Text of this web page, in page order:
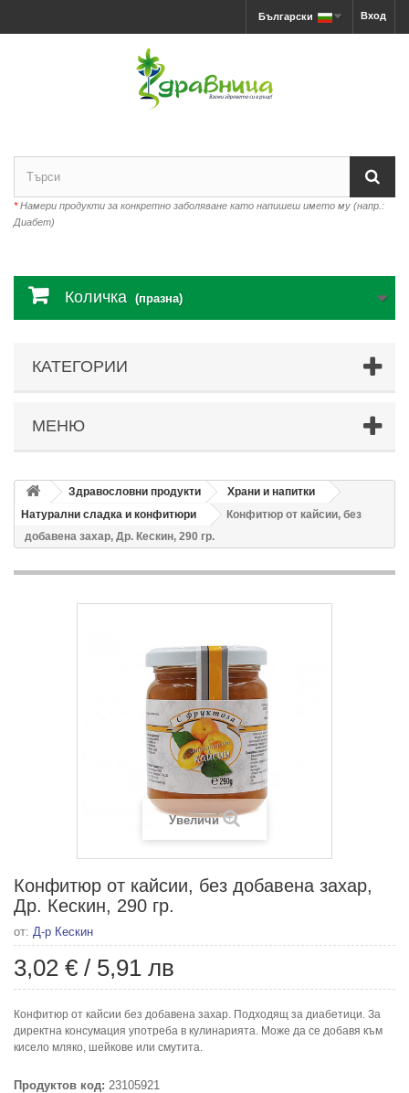
Вход
Български
*Намери продукти за конкретно заболяване като напишеш името му (напр.:
Диабет)
Количка (празна)
КАТЕГОРИИ
МЕНЮ
Здравословни продукти
Храни и напитки
Натурални сладка и конфитюри
Конфитюр от кайсии, без
добавена захар, Др. Кескин, 290 гр.
Увеличи
Конфитюр от кайсии, без добавена захар,
Др. Кескин, 290 гр.
от: Д-р Кескин
3,02 € / 5,91 лв
Конфитюр от кайсии без добавена захар. Подходящ за диабетици. За
директна консумация употреба в кулинарията. Може да се добавя към
кисело мляко, шейкове или смутита.
Продуктов код: 23105921